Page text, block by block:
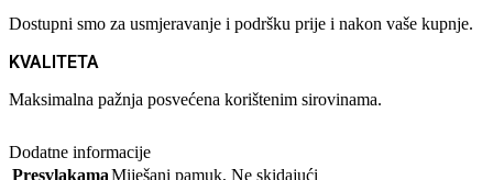
Dostupni smo za usmjeravanje i podršku prije i nakon vaše kupnje.
KVALITETA
Maksimalna pažnja posvećena korištenim sirovinama.
Dodatne informacije
PresvlakamaMiješani pamuk, Ne skidajući